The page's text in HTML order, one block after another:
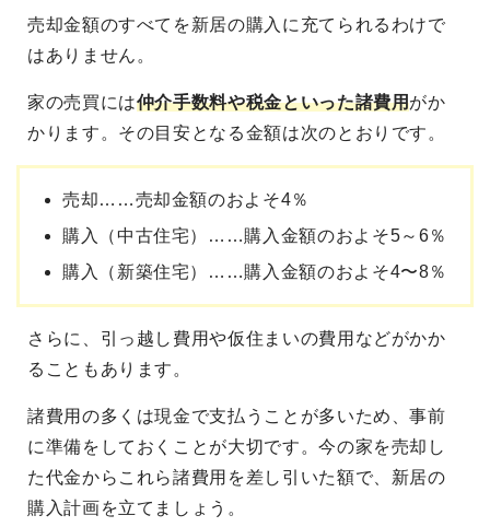
売却金額のすべてを新居の購入に充てられるわけで
はありません。
家の売買には仲介手数料や税金といった諸費用がか
かります。その目安となる金額は次のとおりです。
売却……売却金額のおよそ4％
購入（中古住宅）……購入金額のおよそ5～6％
購入（新築住宅）……購入金額のおよそ4〜8％
さらに、引っ越し費用や仮住まいの費用などがかか
ることもあります。
諸費用の多くは現金で支払うことが多いため、事前
に準備をしておくことが大切です。今の家を売却し
た代金からこれら諸費用を差し引いた額で、新居の
購入計画を立てましょう。